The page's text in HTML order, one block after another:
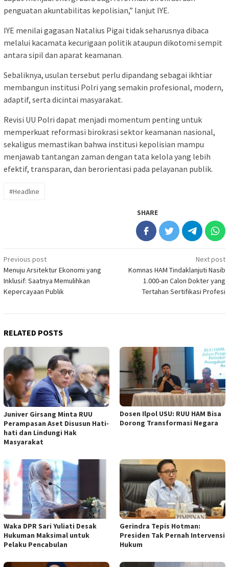
penguatan akuntabilitas kepolisian,” lanjut IYE.
IYE menilai gagasan Natalius Pigai tidak seharusnya dibaca
melalui kacamata kecurigaan politik ataupun dikotomi sempit
antara sipil dan aparat keamanan.
Sebaliknya, usulan tersebut perlu dipandang sebagai ikhtiar
membangun institusi Polri yang semakin profesional, modern,
adaptif, serta dicintai masyarakat.
Revisi UU Polri dapat menjadi momentum penting untuk
memperkuat reformasi birokrasi sektor keamanan nasional,
sekaligus memastikan bahwa institusi kepolisian mampu
menjawab tantangan zaman dengan tata kelola yang lebih
efektif, transparan, dan berorientasi pada pelayanan publik.
#Headline
SHARE
Post
navigation
Previous post
Menuju Arsitektur Ekonomi yang
Inklusif: Saatnya Memulihkan
Kepercayaan Publik
Next post
Komnas HAM Tindaklanjuti Nasib
1.000-an Calon Dokter yang
Tertahan Sertifikasi Profesi
RELATED POSTS
Juniver Girsang Minta RUU
Perampasan Aset Disusun Hati-
hati dan Lindungi Hak
Masyarakat
Dosen Ilpol USU: RUU HAM Bisa
Dorong Transformasi Negara
Waka DPR Sari Yuliati Desak
Hukuman Maksimal untuk
Pelaku Pencabulan
Gerindra Tepis Hotman:
Presiden Tak Pernah Intervensi
Hukum